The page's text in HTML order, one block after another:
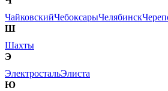
ЧайковскийЧебоксарыЧелябинск
Ш
Шахты
Э
ЭлектростальЭлиста
Ю